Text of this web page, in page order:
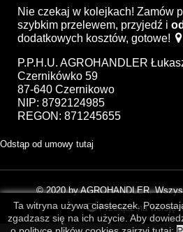
Ta witryna używa ciasteczek.
zgadzasz się na ich użycie. Aby
Nie czekaj w kolejkach! Zamów
szybkim przelewem, przyjedź i
dodatkowych kosztów, gotowe!
P.P.H.U. AGROHANDLER
Czernikówko 59
87-640 Czernikowo
NIP: 8792124985
REGON: 871245655
Odstąp od umowy tutaj
© 2020 by AGROHANDLER.
Przełącz na wersję